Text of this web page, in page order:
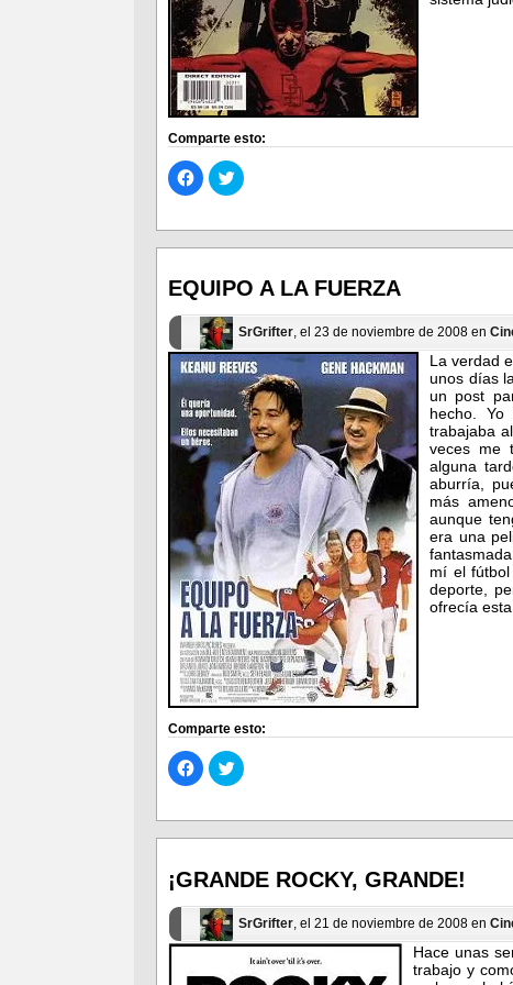
Comparte esto:
Haz
clic
para
en
(Se
en
una
ventana
nueva)
Haz
clic
en
(Se
en
una
nueva)
EQUIPO A LA FUERZA
SrGrifter, el 23 de noviembre de 2008 en
La verdad
unos días
un post
hecho.
trabajaba
veces me
alguna
aburría,
más
aunque
era una
mí el
deporte,
ofrecía esta
Comparte esto:
Haz
clic
para
en
(Se
en
una
nueva)
Haz
clic
en
(Se
en
una
nueva)
¡GRANDE ROCKY, GRANDE!
SrGrifter , el 21 de noviembre de 2008 en
Hace unas
trabajo y